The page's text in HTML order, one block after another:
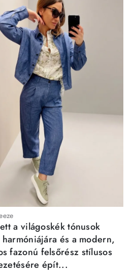
a világoskék tónusok
és a modern,
fazonú felsőrész stílusos
épít...